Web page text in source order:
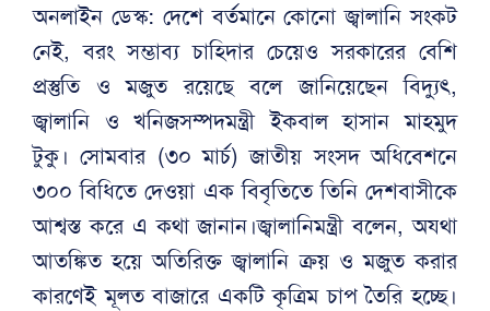
অনলাইন ডেস্ক: দেশে বর্তমানে কোনো জ্বালানি সংকট
নেই, বরং সম্ভাব্য চাহিদার চেয়েও সরকারের বেশি
প্রস্তুতি ও মজুত রয়েছে বলে জানিয়েছেন বিদ্যুৎ,
জ্বালানি ও খনিজসম্পদমন্ত্রী ইকবাল হাসান মাহমুদ
টুকু। সোমবার (৩০ মার্চ) জাতীয় সংসদ অধিবেশনে
৩০০ বিধিতে দেওয়া এক বিবৃতিতে তিনি দেশবাসীকে
আশ্বস্ত করে এ কথা জানান।জ্বালানিমন্ত্রী বলেন, অযথা
আতঙ্কিত হয়ে অতিরিক্ত জ্বালানি ক্রয় ও মজুত করার
কারণেই মূলত বাজারে একটি কৃত্রিম চাপ তৈরি হচ্ছে।